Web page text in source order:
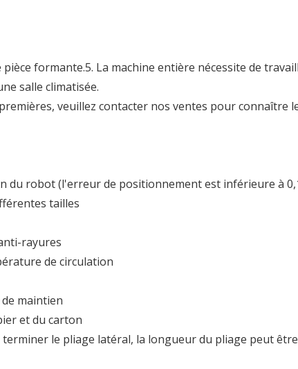
formante.5. La machine entière nécessite de
salle climatisée.
veuillez contacter nos ventes pour connaître
du robot (l'erreur de positionnement est inférieure à
tailles
rayures
de circulation
maintien
et du carton
le pliage latéral, la longueur du pliage peut être